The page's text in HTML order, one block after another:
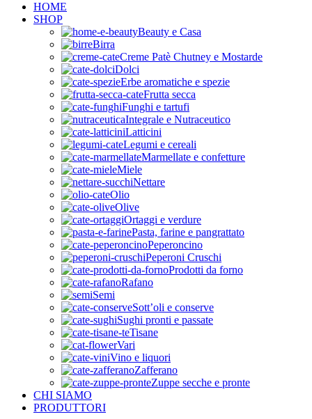
HOME
SHOP
Beauty e Casa
Birra
Creme Patè Chutney e Mostarde
Dolci
Erbe aromatiche e spezie
Frutta secca
Funghi e tartufi
Integrale e Nutraceutico
Latticini
Legumi e cereali
Marmellate e confetture
Miele
Nettare
Olio
Olive
Ortaggi e verdure
Pasta, farine e pangrattato
Peperoncino
Peperoni Cruschi
Prodotti da forno
Rafano
Semi
Sott’oli e conserve
Sughi pronti e passate
Tisane
Vari
Vino e liquori
Zafferano
Zuppe secche e pronte
CHI SIAMO
PRODUTTORI